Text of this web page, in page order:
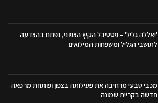
'יאללה גליל' – פסטיבל הקיץ הצפוני, נפתח בהצדעה
לתושבי הגליל ומשפחות המילואים
מכבי טבעי מרחיבה את פעילותה בצפון ופותחת מרפאה
חדשה בקריית שמונה